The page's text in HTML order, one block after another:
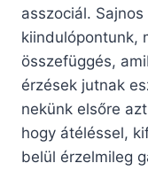
asszociál.
kiindulópontunk,
összefüggés,
érzések jutnak
nekünk elsőre
hogy átéléssel,
belül érzelmileg